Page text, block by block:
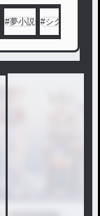
#夢小説 #シクフォニ